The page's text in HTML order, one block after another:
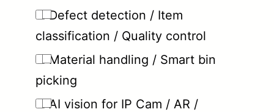
Defect detection / Item
classification / Quality control
Material handling / Smart bin
picking
AI vision for IP Cam / AR /